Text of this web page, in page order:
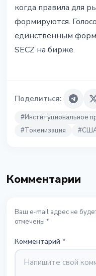
когда правила для
формируются.
единственным
SECZ на бирже.
Поделиться:
#Институциональное
#Токенизация #
Комментарии
Ваш e-mail адрес не
отмечены *
Комментарий *